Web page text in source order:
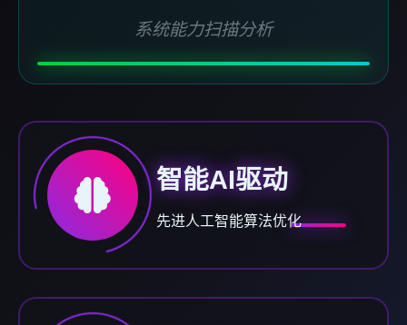
系统能力扫描分析
智能AI驱动
先进人工智能算法优化